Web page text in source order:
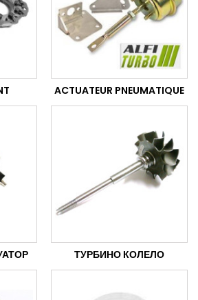
ACTUATEUR PNEUMATIQUE
ТУРБИНО КОЛЕЛО